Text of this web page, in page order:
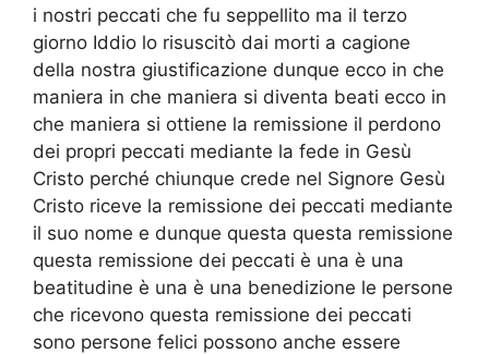
i nostri peccati che fu seppellito ma il terzo
giorno Iddio lo risuscitò dai morti a cagione
della nostra giustificazione dunque ecco in che
maniera in che maniera si diventa beati ecco in
che maniera si ottiene la remissione il perdono
dei propri peccati mediante la fede in Gesù
Cristo perché chiunque crede nel Signore Gesù
Cristo riceve la remissione dei peccati mediante
il suo nome e dunque questa questa remissione
questa remissione dei peccati è una è una
beatitudine è una è una benedizione le persone
che ricevono questa remissione dei peccati
sono persone felici possono anche essere